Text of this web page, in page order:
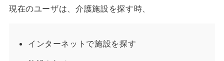
現在のユーザは、介護施設を探す時、
インターネットで施設を探す